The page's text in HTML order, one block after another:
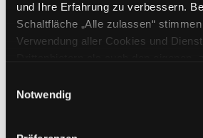
und Ihre Erfahrung zu verbessern.
Schaltfläche „Alle zulassen“
Verwendung aller Cookies und
Cookies von Drittanbietern, eine
unsicheren Drittländern (Länder
ohne adäquates
Notwendig
Exemplar-Details von
Wehe, du
wenn Gemälde
Verfasser:
eine